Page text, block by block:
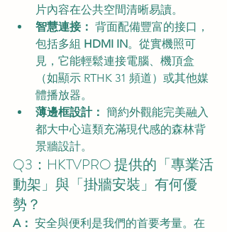
片內容在公共空間清晰易讀。
智慧連接： 背面配備豐富的接口，
包括多組 HDMI IN。從實機照可
見，它能輕鬆連接電腦、機頂盒
（如顯示 RTHK 31 頻道）或其他媒
體播放器。
薄邊框設計： 簡約外觀能完美融入
都大中心這類充滿現代感的森林背
景牆設計。
Q3：HKTVPRO 提供的「專業活
動架」與「掛牆安裝」有何優
勢？
A： 安全與便利是我們的首要考量。在